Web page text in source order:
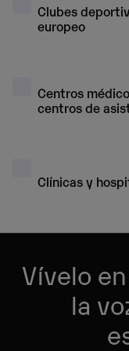
Clubes
europeo
Centros
centros de
Clínicas y
Vívelo
la